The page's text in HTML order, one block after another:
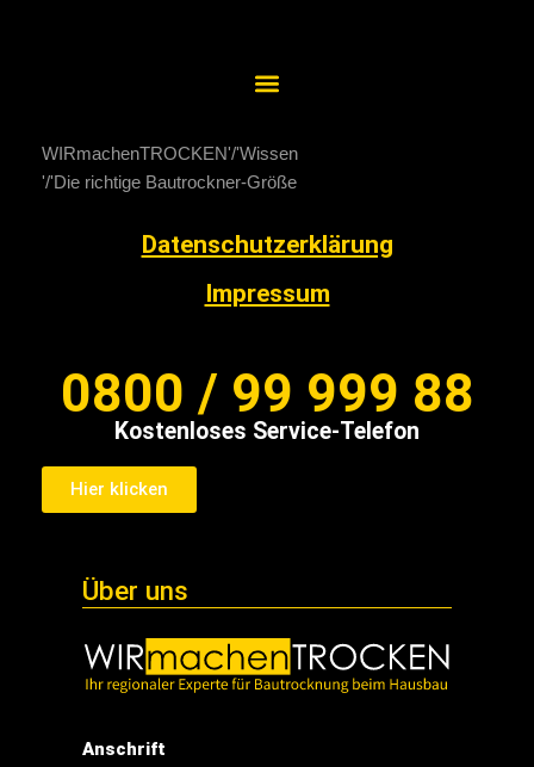
WIRmachenTROCKEN
Wissen
Die richtige Bautrockner-Größe
Datenschutzerklärung
Impressum
0800 / 99 999 88
Kostenloses Service-Telefon
Hier klicken
Über uns
Anschrift